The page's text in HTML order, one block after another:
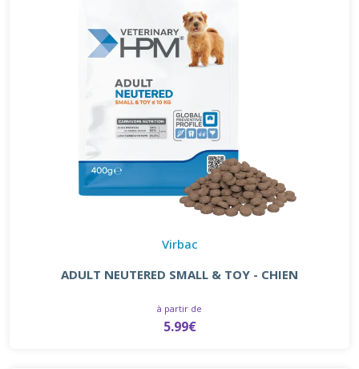
Virbac
ADULT NEUTERED SMALL & TOY - CHIEN
à partir de
5.99€